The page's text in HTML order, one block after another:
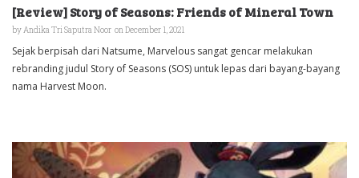
[Review] Story of Seasons: Friends of Mineral Town
byAndika Tri Saputra Noor on December 1, 2021
Sejak berpisah dari Natsume, Marvelous sangat gencar melakukan
rebranding judul Story of Seasons (SOS) untuk lepas dari bayang-bayang
nama Harvest Moon.